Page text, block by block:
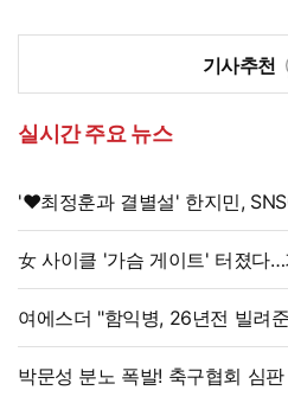
기사추천
실시간 주요 뉴스
'♥최정훈과 결별설' 한지민,
女 사이클 '가슴 게이트' 터졌다
솜 넣는다?
여에스더 "함익병, 26년전 빌려
시작"
박문성 분노 폭발! 축구협회 심